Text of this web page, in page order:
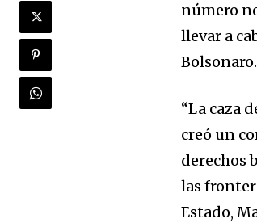
Join
of the
número
llevar a
Bolsonaro.
“La caza
creó un
derechos
las
Estado,